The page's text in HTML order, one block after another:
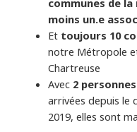
communes de
moins un.e
Et toujours 10
notre Métropole
Chartreuse
Avec 2
arrivées depuis le
2019, elles sont